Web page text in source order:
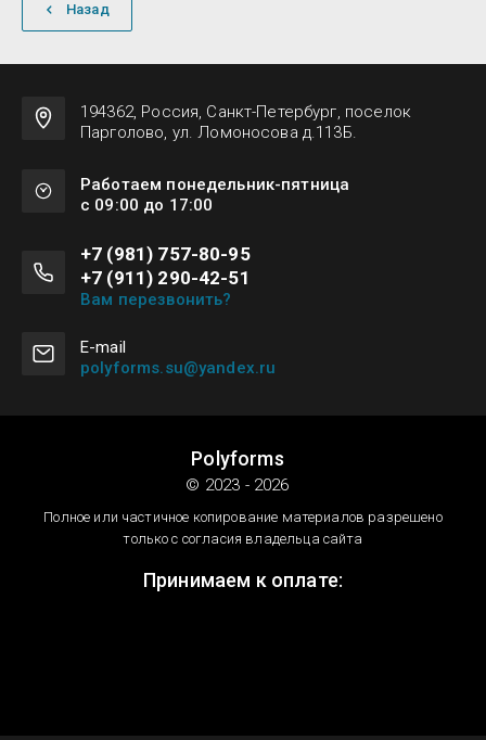
Назад
194362, Россия, Санкт-Петербург, поселок
Парголово, ул. Ломоносова д.113Б.
Работаем понедельник-пятница
с 09:00 до 17:00
+7 (981) 757-80-95
+7 (911) 290-42-51
Вам перезвонить?
Е-mail
polyforms.su@yandex.ru
Polyforms
© 2023 - 2026
Полное или частичное копирование материалов разрешено
только с согласия владельца сайта
Принимаем к оплате: